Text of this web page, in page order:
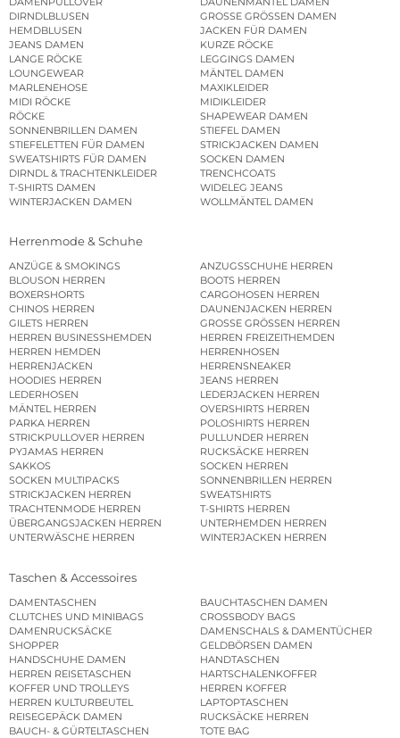
DIRNDLBLUSEN
GROSSE GRÖSSEN DAMEN
HEMDBLUSEN
JACKEN FÜR DAMEN
JEANS DAMEN
KURZE RÖCKE
LANGE RÖCKE
LEGGINGS DAMEN
LOUNGEWEAR
MÄNTEL DAMEN
MARLENEHOSE
MAXIKLEIDER
MIDI RÖCKE
MIDIKLEIDER
RÖCKE
SHAPEWEAR DAMEN
SONNENBRILLEN DAMEN
STIEFEL DAMEN
STIEFELETTEN FÜR DAMEN
STRICKJACKEN DAMEN
SWEATSHIRTS FÜR DAMEN
SOCKEN DAMEN
DIRNDL & TRACHTENKLEIDER
TRENCHCOATS
T-SHIRTS DAMEN
WIDELEG JEANS
WINTERJACKEN DAMEN
WOLLMÄNTEL DAMEN
Herrenmode & Schuhe
ANZÜGE & SMOKINGS
ANZUGSSCHUHE HERREN
BLOUSON HERREN
BOOTS HERREN
BOXERSHORTS
CARGOHOSEN HERREN
CHINOS HERREN
DAUNENJACKEN HERREN
GILETS HERREN
GROSSE GRÖSSEN HERREN
HERREN BUSINESSHEMDEN
HERREN FREIZEITHEMDEN
HERREN HEMDEN
HERRENHOSEN
HERRENJACKEN
HERRENSNEAKER
HOODIES HERREN
JEANS HERREN
LEDERHOSEN
LEDERJACKEN HERREN
MÄNTEL HERREN
OVERSHIRTS HERREN
PARKA HERREN
POLOSHIRTS HERREN
STRICKPULLOVER HERREN
PULLUNDER HERREN
PYJAMAS HERREN
RUCKSÄCKE HERREN
SAKKOS
SOCKEN HERREN
SOCKEN MULTIPACKS
SONNENBRILLEN HERREN
STRICKJACKEN HERREN
SWEATSHIRTS
TRACHTENMODE HERREN
T-SHIRTS HERREN
ÜBERGANGSJACKEN HERREN
UNTERHEMDEN HERREN
UNTERWÄSCHE HERREN
WINTERJACKEN HERREN
Taschen & Accessoires
DAMENTASCHEN
BAUCHTASCHEN DAMEN
CLUTCHES UND MINIBAGS
CROSSBODY BAGS
DAMENRUCKSÄCKE
DAMENSCHALS & DAMENTÜCHER
SHOPPER
GELDBÖRSEN DAMEN
HANDSCHUHE DAMEN
HANDTASCHEN
HERREN REISETASCHEN
HARTSCHALENKOFFER
KOFFER UND TROLLEYS
HERREN KOFFER
HERREN KULTURBEUTEL
LAPTOPTASCHEN
REISEGEPÄCK DAMEN
RUCKSÄCKE HERREN
BAUCH- & GÜRTELTASCHEN
TOTE BAG